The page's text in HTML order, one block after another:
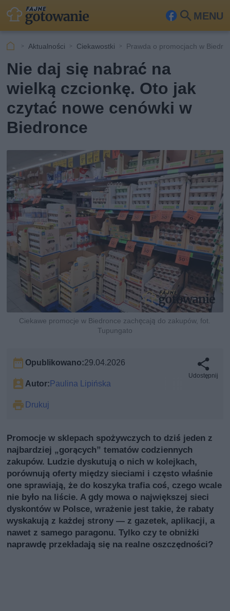
MENU
Fa
ook
Szu
kaj
Aktualności Ciekawostki Prawda o promocjach w
Nie daj się nabrać na
wielką czcionkę. Oto jak
czytać nowe cenówki w
Biedronce
Ciekawe promocje w Biedronce zachęcają do zakupów, fot.
Tupungato
Opublikowano:29.04.2026
Autor:Paulina Lipińska
Drukuj
Udostępnij
Promocje w sklepach spożywczych to dziś jeden z
najbardziej „gorących” tematów codziennych
zakupów. Ludzie dyskutują o nich w kolejkach,
porównują oferty między sieciami i często właśnie
one sprawiają, że do koszyka trafia coś, czego wcale
nie było na liście. A gdy mowa o największej sieci
dyskontów w Polsce, wrażenie jest takie, że rabaty
wyskakują z każdej strony — z gazetek, aplikacji, a
nawet z samego paragonu. Tylko czy te obniżki
naprawdę przekładają się na realne oszczędności?